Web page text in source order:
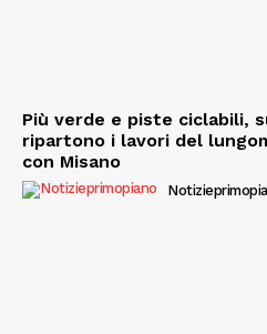
Più verde e piste ciclabili,
ripartono i lavori del
con Misano